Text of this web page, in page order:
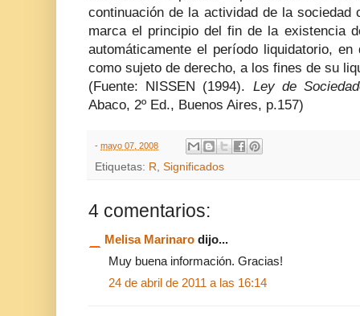
continuación de la actividad de la
marca el principio del fin de la existencia
automáticamente el período liquidatorio,
como sujeto de derecho, a los fines de su
(Fuente: NISSEN (1994). Ley de
Abaco, 2º Ed., Buenos Aires, p.157)
- mayo 07, 2008
Etiquetas: R, Significados
4 comentarios:
Melisa Marinaro dijo...
Muy buena información. Gracias!
24 de abril de 2011 a las 16:14